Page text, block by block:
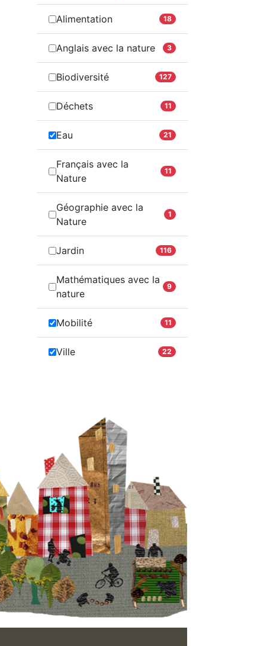
Alimentation 18
Anglais avec la nature 3
Biodiversité 127
Déchets 11
Eau 21
Français avec la
Nature
11
Géographie avec la
Nature
1
Jardin 116
Mathématiques avec la
nature
9
Mobilité 11
Ville 22